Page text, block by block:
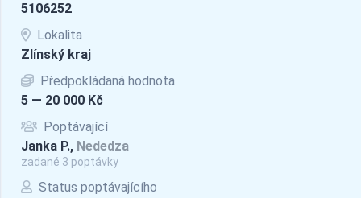
5106252
Lokalita
Zlínský kraj
Předpokládaná hodnota
5 — 20 000 Kč
Poptávající
Janka P., Nededza
zadané 3 poptávky
Status poptávajícího